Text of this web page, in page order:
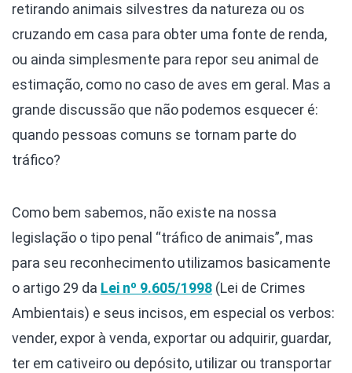
retirando animais silvestres da natureza ou os
cruzando em casa para obter uma fonte de renda,
ou ainda simplesmente para repor seu animal de
estimação, como no caso de aves em geral. Mas a
grande discussão que não podemos esquecer é:
quando pessoas comuns se tornam parte do
tráfico?
Como bem sabemos, não existe na nossa
legislação o tipo penal “tráfico de animais”, mas
para seu reconhecimento utilizamos basicamente
o artigo 29 da Lei nº 9.605/1998 (Lei de Crimes
Ambientais) e seus incisos, em especial os verbos:
vender, expor à venda, exportar ou adquirir, guardar,
ter em cativeiro ou depósito, utilizar ou transportar